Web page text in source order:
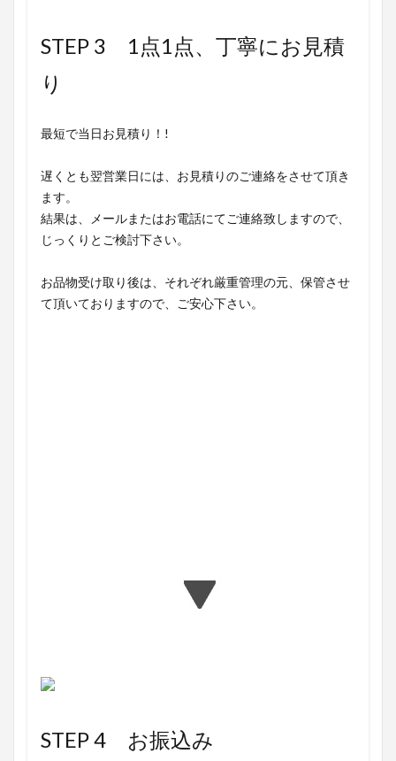
STEP 3 1点1点、丁寧にお見積
り
最短で当日お見積り！!
遅くとも翌営業日には、お見積りのご連絡をさせて頂き
ます。
結果は、メールまたはお電話にてご連絡致しますので、
じっくりとご検討下さい。
お品物受け取り後は、それぞれ厳重管理の元、保管させ
て頂いておりますので、ご安心下さい。
STEP 4 お振込み